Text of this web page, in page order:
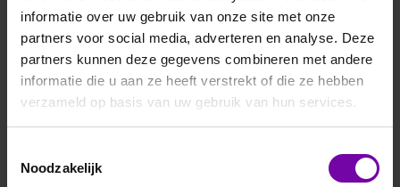
informatie over uw gebruik van onze site met onze
partners voor social media, adverteren en analyse. Deze
partners kunnen deze gegevens combineren met andere
informatie die u aan ze heeft verstrekt of die ze hebben
verzameld op basis van uw gebruik van hun services.
Noodzakelijk
E+E